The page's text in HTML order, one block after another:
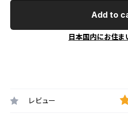
Add to
日本国内にお住ま
レビュー